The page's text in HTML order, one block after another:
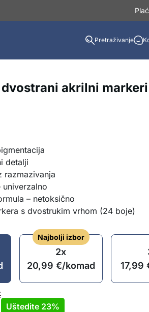
Pretraživanje
akrilni markeri
detalji
razmazivanja
univerzalno
– netoksično
s dvostrukim vrhom (24 boje)
Najbolji izbor
2x
20,99 €/komad
17,99
Uštedite 23%